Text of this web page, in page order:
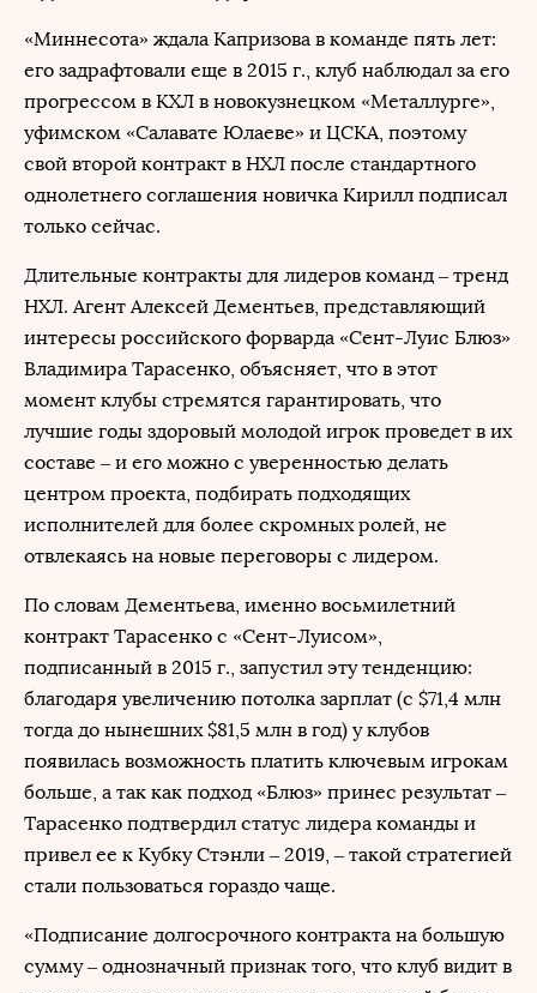
«Миннесота» ждала Капризова в команде пять лет:
его задрафтовали еще в 2015 г., клуб наблюдал за его
прогрессом в КХЛ в новокузнецком «Металлурге»,
уфимском «Салавате Юлаеве» и ЦСКА, поэтому
свой второй контракт в НХЛ после стандартного
однолетнего соглашения новичка Кирилл подписал
только сейчас.
Длительные контракты для лидеров команд – тренд
НХЛ. Агент Алексей Дементьев, представляющий
интересы российского форварда «Сент-Луис Блюз»
Владимира Тарасенко, объясняет, что в этот
момент клубы стремятся гарантировать, что
лучшие годы здоровый молодой игрок проведет в их
составе – и его можно с уверенностью делать
центром проекта, подбирать подходящих
исполнителей для более скромных ролей, не
отвлекаясь на новые переговоры с лидером.
По словам Дементьева, именно восьмилетний
контракт Тарасенко с «Сент-Луисом»,
подписанный в 2015 г., запустил эту тенденцию:
благодаря увеличению потолка зарплат (c $71,4 млн
тогда до нынешних $81,5 млн в год) у клубов
появилась возможность платить ключевым игрокам
больше, а так как подход «Блюз» принес результат –
Тарасенко подтвердил статус лидера команды и
привел ее к Кубку Стэнли – 2019, – такой стратегией
стали пользоваться гораздо чаще.
«Подписание долгосрочного контракта на большую
сумму – однозначный признак того, что клуб видит в